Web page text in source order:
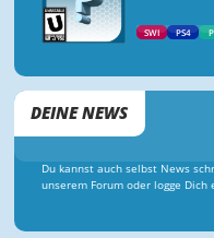
SWI PS4
DEINE NEWS
Du kannst auch selbst News
unserem Forum oder logge Dich